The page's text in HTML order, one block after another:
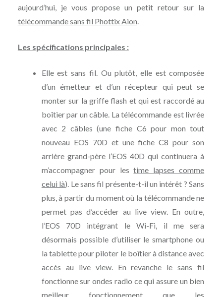
aujourd’hui, je vous propose un petit retour sur la
télécommande sans fil Phottix Aion.
Les spécifications principales :
Elle est sans fil. Ou plutôt, elle est composée
d’un émetteur et d’un récepteur qui peut se
monter sur la griffe flash et qui est raccordé au
boîtier par un câble. La télécommande est livrée
avec 2 câbles (une fiche C6 pour mon tout
nouveau EOS 70D et une fiche C8 pour son
arrière grand-père l’EOS 40D qui continuera à
m’accompagner pour lestime lapses comme
celui là). Le sans fil présente-t-il un intérêt ? Sans
plus, à partir du moment où la télécommande ne
permet pas d’accéder au live view. En outre,
l’EOS 70D intégrant le Wi-Fi, il me sera
désormais possible d’utiliser le smartphone ou
la tablette pour piloter le boîtier à distance avec
accès au live view. En revanche le sans fil
fonctionne sur ondes radio ce qui assure un bien
meilleur fonctionnement que les